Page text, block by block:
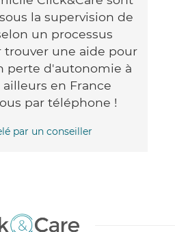
la supervision de
un processus
trouver une aide pour
perte d'autonomie à
en France
par téléphone !
par un conseiller